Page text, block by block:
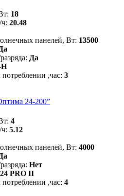
18
20.48
панелей, Вт: 13500
Да
H
,час: 3
24-200”
4
5.12
панелей, Вт: 4000
Нет
PRO II
,час: 4